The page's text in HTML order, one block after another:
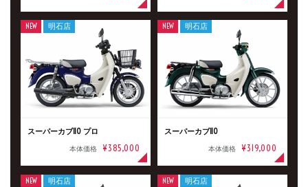
スーパーカブ110 プロ
本体価格 ¥385,000
NEW 明石店
スーパーカブ110
本体価格 ¥319,000
NEW 明石店
NEW 明石店 NEW 明石店